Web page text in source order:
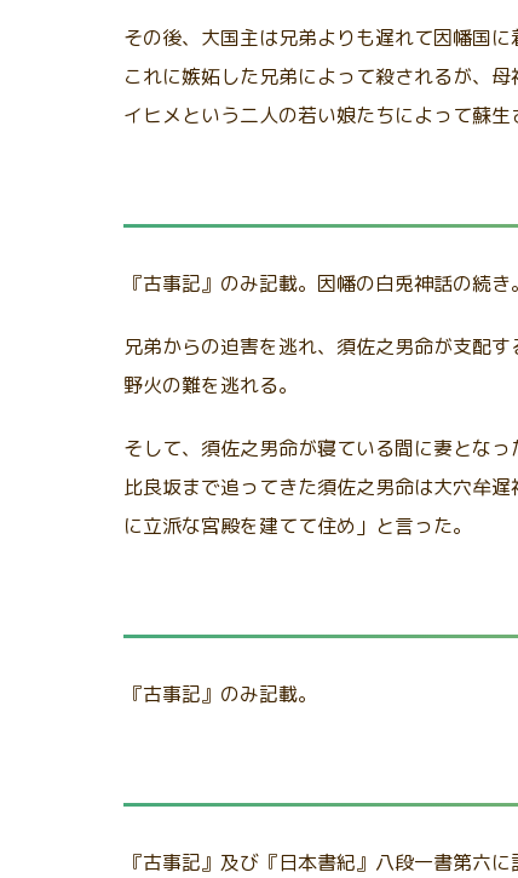
その後、大国主は兄弟よりも遅れて因幡国
これに嫉妬した兄弟によって殺されるが、
イヒメという二人の若い娘たちによって蘇生
『古事記』のみ記載。因幡の白兎神話の続き。
兄弟からの迫害を逃れ、須佐之男命が支配
野火の難を逃れる。
そして、須佐之男命が寝ている間に妻とな
比良坂まで追ってきた須佐之男命は大穴牟
に立派な宮殿を建てて住め」と言った。
『古事記』のみ記載。
『古事記』及び『日本書紀』八段一書第六に